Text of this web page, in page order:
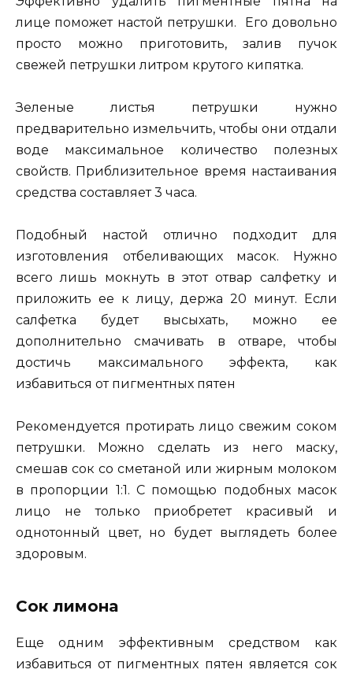
лице поможет настой петрушки. Его довольно
просто можно приготовить, залив пучок
свежей петрушки литром крутого кипятка.
Зеленые листья петрушки нужно
предварительно измельчить, чтобы они отдали
воде максимальное количество полезных
свойств. Приблизительное время настаивания
средства составляет 3 часа.
Подобный настой отлично подходит для
изготовления отбеливающих масок. Нужно
всего лишь мокнуть в этот отвар салфетку и
приложить ее к лицу, держа 20 минут. Если
салфетка будет высыхать, можно ее
дополнительно смачивать в отваре, чтобы
достичь максимального эффекта, как
избавиться от пигментных пятен
Рекомендуется протирать лицо свежим соком
петрушки. Можно сделать из него маску,
смешав сок со сметаной или жирным молоком
в пропорции 1:1. С помощью подобных масок
лицо не только приобретет красивый и
однотонный цвет, но будет выглядеть более
здоровым.
Сок лимона
Еще одним эффективным средством как
избавиться от пигментных пятен является сок